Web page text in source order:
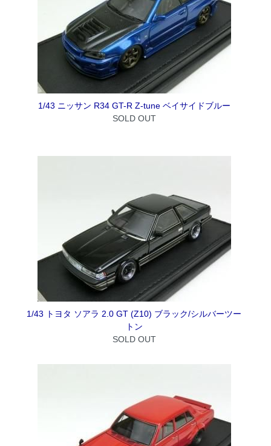
1/43 ニッサン R34 GT-R Z-tune ベイサイドブルー
SOLD OUT
1/43 トヨタ ソアラ 2.0 GT (Z10) ブラック/シルバーツー
トン
SOLD OUT